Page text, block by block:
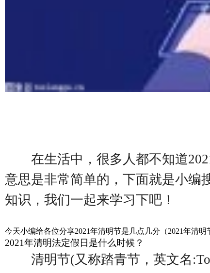
在生活中，很多人都不知道
意思是非常简单的，下面就是小编
知识，我们一起来学习下吧！
今天小编给各位分享2021年清明节是几点几分（2021年清
2021年清明法定假日是什么时候？
清明节(又称踏青节，英文名